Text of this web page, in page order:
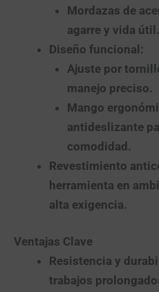
Mordazas de
agarre y vida útil.
Diseño funcional:
Ajuste por
manejo preciso.
Mango
antideslizante
comodidad.
Revestimiento
herramienta en
alta exigencia.
Ventajas Clave
Resistencia y
trabajos